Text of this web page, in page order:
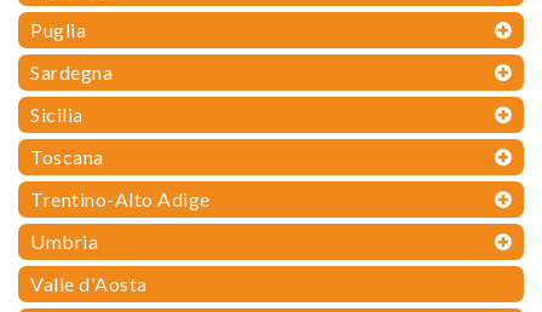
Puglia
Sardegna
Sicilia
Toscana
Trentino-Alto Adige
Umbria
Valle d'Aosta